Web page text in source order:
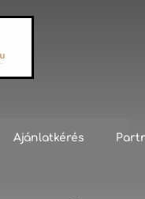
Ajánlatkérés